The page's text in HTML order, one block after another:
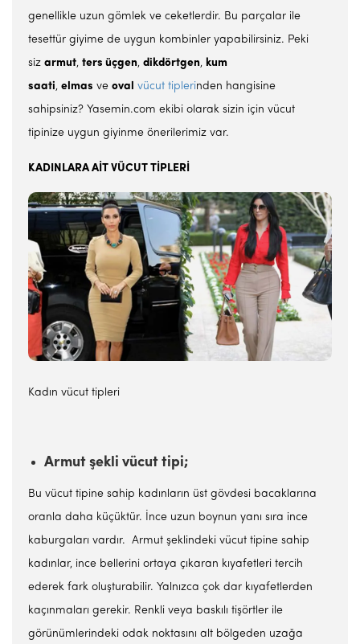
genellikle uzun gömlek ve ceketlerdir. Bu parçalar ile
tesettür giyime de uygun kombinler yapabilirsiniz. Peki
siz armut, ters üçgen, dikdörtgen, kum
saati, elmas ve oval vücut tiplerinden hangisine
sahipsiniz? Yasemin.com ekibi olarak sizin için vücut
tipinize uygun giyinme önerilerimiz var.
KADINLARA AİT VÜCUT TİPLERİ
Kadın vücut tipleri
Armut şekli vücut tipi;
Bu vücut tipine sahip kadınların üst gövdesi bacaklarına
oranla daha küçüktür. İnce uzun boynun yanı sıra ince
kaburgaları vardır. Armut şeklindeki vücut tipine sahip
kadınlar, ince bellerini ortaya çıkaran kıyafetleri tercih
ederek fark oluşturabilir. Yalnızca çok dar kıyafetlerden
kaçınmaları gerekir. Renkli veya baskılı tişörtler ile
görünümlerindeki odak noktasını alt bölgeden uzağa